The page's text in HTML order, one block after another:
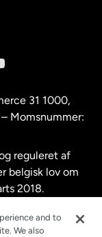
31 1000,
Momsnummer:
reguleret af
belgisk lov om
2018.
and to
We also